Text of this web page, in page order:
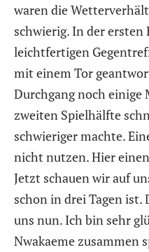
waren die
schwierig. In der
leichtfertigen
mit einem Tor
Durchgang noch
zweiten Spielhälfte
schwieriger machte.
nicht nutzen. Hier
Jetzt schauen wir auf
schon in drei Tagen
uns nun. Ich bin sehr
Nwakaeme zusammen